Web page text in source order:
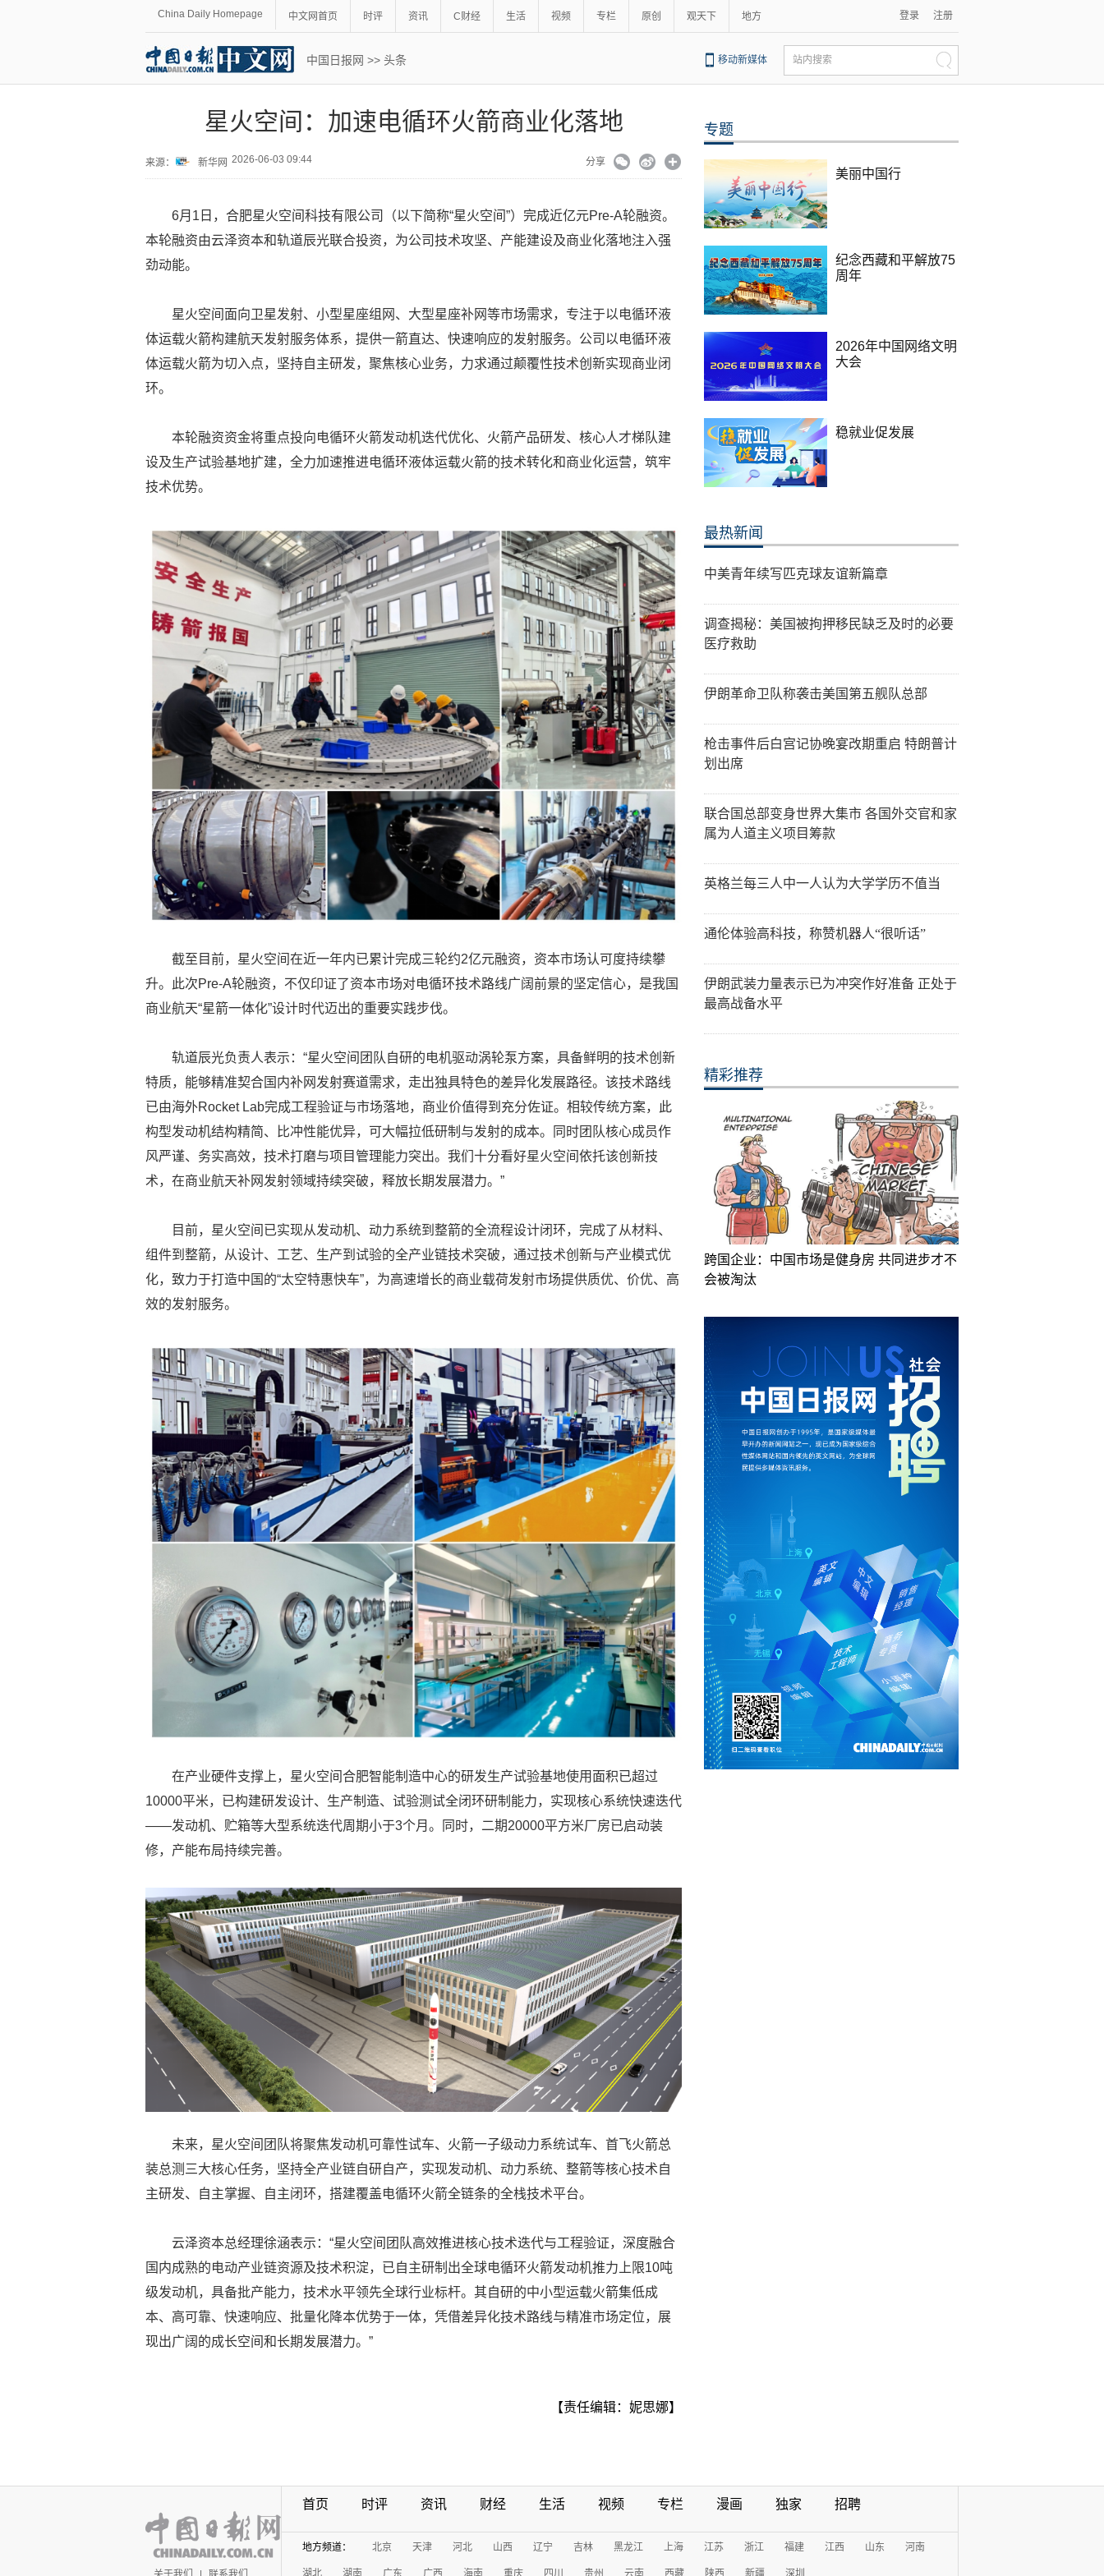
China Daily Homepage 中文网首页 时评 资讯 C财经 生活 视频 专栏 原创 观天下 地方 登录 注册
中国日报网 >> 头条 移动新媒体 站内搜索
星火空间：加速电循环火箭商业化落地
来源： 新华网 2026-06-03 09:44 分享
6月1日，合肥星火空间科技有限公司（以下简称“星火空间”）完成近亿元Pre-A轮融资。
本轮融资由云泽资本和轨道辰光联合投资，为公司技术攻坚、产能建设及商业化落地注入强
劲动能。
星火空间面向卫星发射、小型星座组网、大型星座补网等市场需求，专注于以电循环液
体运载火箭构建航天发射服务体系，提供一箭直达、快速响应的发射服务。公司以电循环液
体运载火箭为切入点，坚持自主研发，聚焦核心业务，力求通过颠覆性技术创新实现商业闭
环。
本轮融资资金将重点投向电循环火箭发动机迭代优化、火箭产品研发、核心人才梯队建
设及生产试验基地扩建，全力加速推进电循环液体运载火箭的技术转化和商业化运营，筑牢
技术优势。
截至目前，星火空间在近一年内已累计完成三轮约2亿元融资，资本市场认可度持续攀
升。此次Pre-A轮融资，不仅印证了资本市场对电循环技术路线广阔前景的坚定信心，是我国
商业航天“星箭一体化”设计时代迈出的重要实践步伐。
轨道辰光负责人表示：“星火空间团队自研的电机驱动涡轮泵方案，具备鲜明的技术创新
特质，能够精准契合国内补网发射赛道需求，走出独具特色的差异化发展路径。该技术路线
已由海外Rocket Lab完成工程验证与市场落地，商业价值得到充分佐证。相较传统方案，此
构型发动机结构精简、比冲性能优异，可大幅拉低研制与发射的成本。同时团队核心成员作
风严谨、务实高效，技术打磨与项目管理能力突出。我们十分看好星火空间依托该创新技
术，在商业航天补网发射领域持续突破，释放长期发展潜力。”
目前，星火空间已实现从发动机、动力系统到整箭的全流程设计闭环，完成了从材料、
组件到整箭，从设计、工艺、生产到试验的全产业链技术突破，通过技术创新与产业模式优
化，致力于打造中国的“太空特惠快车”，为高速增长的商业载荷发射市场提供质优、价优、高
效的发射服务。
在产业硬件支撑上，星火空间合肥智能制造中心的研发生产试验基地使用面积已超过
10000平米，已构建研发设计、生产制造、试验测试全闭环研制能力，实现核心系统快速迭代
——发动机、贮箱等大型系统迭代周期小于3个月。同时，二期20000平方米厂房已启动装
修，产能布局持续完善。
未来，星火空间团队将聚焦发动机可靠性试车、火箭一子级动力系统试车、首飞火箭总
装总测三大核心任务，坚持全产业链自研自产，实现发动机、动力系统、整箭等核心技术自
主研发、自主掌握、自主闭环，搭建覆盖电循环火箭全链条的全栈技术平台。
云泽资本总经理徐涵表示：“星火空间团队高效推进核心技术迭代与工程验证，深度融合
国内成熟的电动产业链资源及技术积淀，已自主研制出全球电循环火箭发动机推力上限10吨
级发动机，具备批产能力，技术水平领先全球行业标杆。其自研的中小型运载火箭集低成
本、高可靠、快速响应、批量化降本优势于一体，凭借差异化技术路线与精准市场定位，展
现出广阔的成长空间和长期发展潜力。”
【责任编辑：妮思娜】
专题
美丽中国行
纪念西藏和平解放75
周年
2026年中国网络文明
大会
稳就业促发展
最热新闻
中美青年续写匹克球友谊新篇章
调查揭秘：美国被拘押移民缺乏及时的必要
医疗救助
伊朗革命卫队称袭击美国第五舰队总部
枪击事件后白宫记协晚宴改期重启 特朗普计
划出席
联合国总部变身世界大集市 各国外交官和家
属为人道主义项目筹款
英格兰每三人中一人认为大学学历不值当
通伦体验高科技，称赞机器人“很听话”
伊朗武装力量表示已为冲突作好准备 正处于
最高战备水平
精彩推荐
跨国企业：中国市场是健身房 共同进步才不
会被淘汰
首页 时评 资讯 财经 生活 视频 专栏 漫画 独家 招聘
地方频道： 北京 天津 河北 山西 辽宁 吉林 黑龙江 上海 江苏 浙江 福建 江西 山东 河南
湖北 湖南 广东 广西 海南 重庆 四川 贵州 云南 西藏 陕西 新疆 深圳